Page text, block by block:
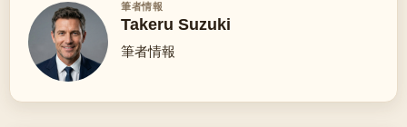
筆者情報
Takeru Suzuki
筆者情報